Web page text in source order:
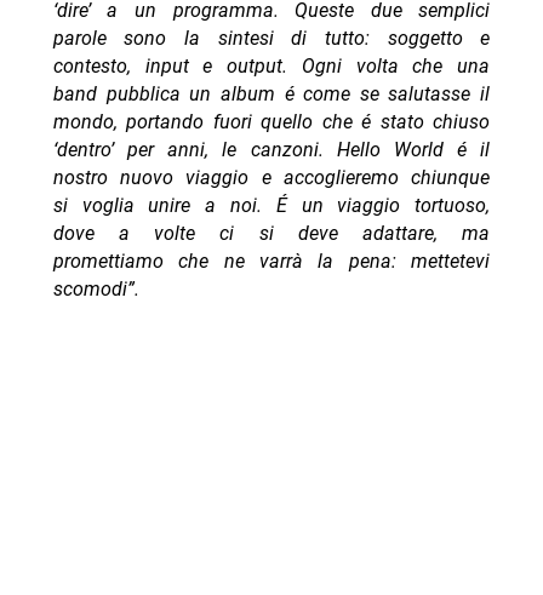
‘dire’ a un programma. Queste due semplici
parole sono la sintesi di tutto: soggetto e
contesto, input e output. Ogni volta che una
band pubblica un album é come se salutasse il
mondo, portando fuori quello che é stato chiuso
‘dentro’ per anni, le canzoni. Hello World é il
nostro nuovo viaggio e accoglieremo chiunque
si voglia unire a noi. É un viaggio tortuoso,
dove a volte ci si deve adattare, ma
promettiamo che ne varrà la pena: mettetevi
scomodi”.